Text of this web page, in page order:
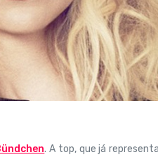
. A top, que já